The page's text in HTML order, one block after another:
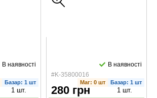
В наявності
Базар: 1 шт
1 шт.
#K-35800016
В наявності
Маг: 0 шт Базар: 1 шт
280 грн 1 шт.